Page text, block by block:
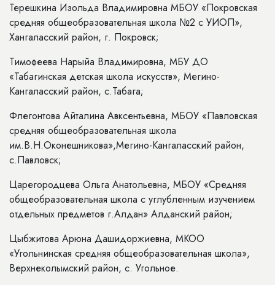
Терешкина Изольда Владимировна МБОУ «Покровская
средняя общеобразовательная школа №2 с УИОП»,
Хангаласский район, г. Покровск;
Тимофеева Нарыйа Владимировна, МБУ ДО
«Табагинская детская школа искусств», Мегино-
Кангаласский район, с.Табага;
Флегонтова Айталина Авксентьевна, МБОУ «Павловская
средняя общеобразовательная школа
им.В.Н.Оконешникова»,Мегино-Кангаласский район,
с.Павловск;
Царегородцева Ольга Анатольевна, МБОУ «Средняя
общеобразовательная школа с углубленным изучением
отдельных предметов г.Алдан» Алданский район;
Цыбжитова Арюна Дашидоржиевна, МКОО
«Угольнинская средняя общеобразовательная школа»,
Верхнеколымский район, с. Угольное.